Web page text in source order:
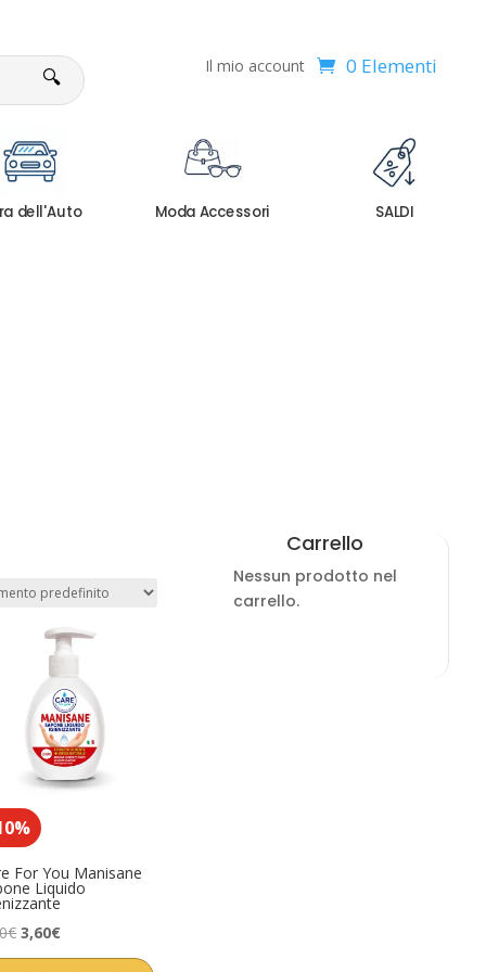
🔍 Il mio account 0 Elementi
dell'Auto Moda Accessori SALDI
For You Manisane
Liquido
€Il
prezzo
3,60€Il
prezzo
Carrello
Nessun prodotto nel
carrello.